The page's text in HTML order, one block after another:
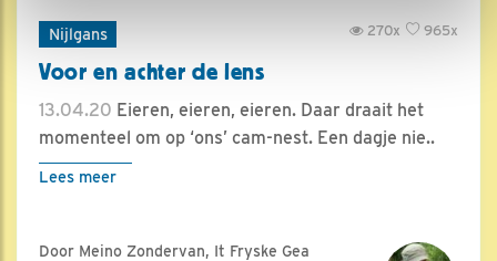
Nijlgans 965x
270x
Voor en achter de lens
13.04.20 Eieren, eieren, eieren. Daar draait het
momenteel om op ‘ons’ cam-nest. Een dagje nie..
Lees meer
Door Meino Zondervan, It Fryske Gea